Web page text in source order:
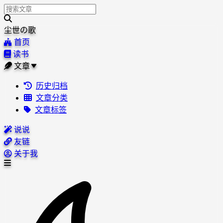
尘世の歌
首页
读书
文章
历史归档
文章分类
文章标签
说说
友链
关于我